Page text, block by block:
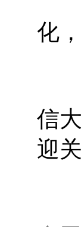
化
信
迎
免